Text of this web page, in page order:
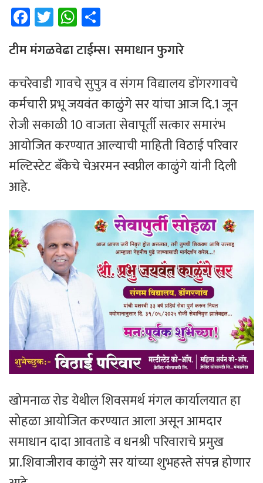
Fa
ce
b
o
ok
T
wi
tt
er
W
h
at
sA
p
p
e
टीम मंगळवेढा टाईम्स। समाधान फुगारे
कचरेवाडी गावचे सुपुत्र व संगम विद्यालय डोंगरगावचे
कर्मचारी प्रभू जयवंत काळुंगे सर यांचा आज दि.1 जून
रोजी सकाळी 10 वाजता सेवापूर्ती सत्कार समारंभ
आयोजित करण्यात आल्याची माहिती विठाई परिवार
मल्टिस्टेट बँकेचे चेअरमन स्वप्नील काळुंगे यांनी दिली
आहे.
खोमनाळ रोड येथील शिवसमर्थ मंगल कार्यालयात हा
सोहळा आयोजित करण्यात आला असून आमदार
समाधान दादा आवताडे व धनश्री परिवाराचे प्रमुख
प्रा.शिवाजीराव काळुंगे सर यांच्या शुभहस्ते संपन्न होणार